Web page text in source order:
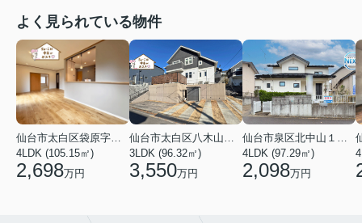
よく見られている物件
4LDK (105.15㎡)
2,698万円
3LDK (96.32㎡)
3,550万円
4LDK (97.29㎡)
2,098万円